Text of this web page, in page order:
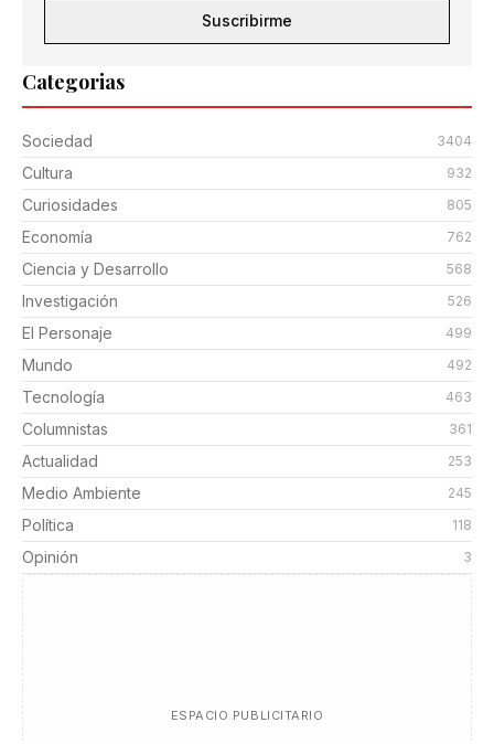
Categorias
Sociedad 3404
Cultura 932
Curiosidades 805
Economía 762
Ciencia y Desarrollo 568
Investigación 526
El Personaje 499
Mundo 492
Tecnología 463
Columnistas 361
Actualidad 253
Medio Ambiente 245
Política 118
Opinión 3
Suscribirme
ESPACIO PUBLICITARIO